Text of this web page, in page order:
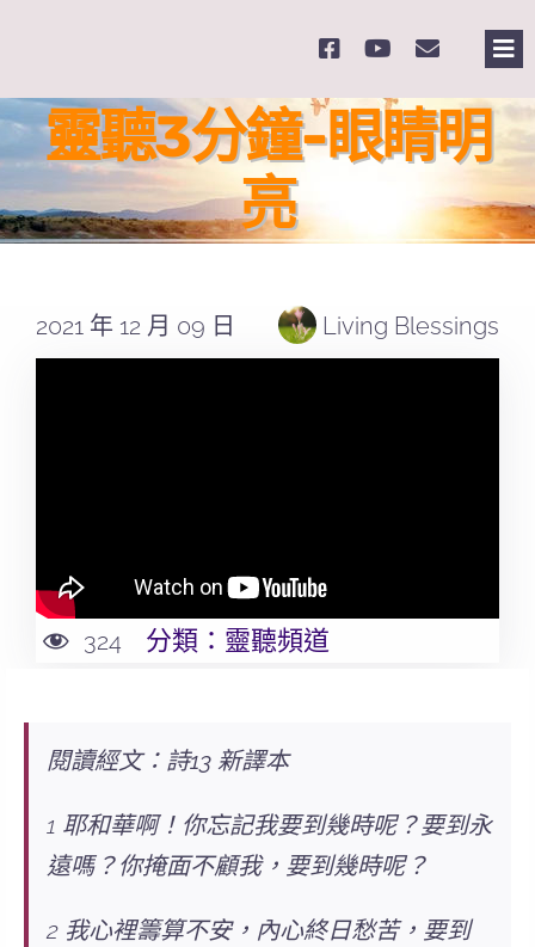
content
靈聽3分鐘-眼睛明
亮
2021 年 12 月 09 日 Living Blessings
324 分類： 靈聽頻道
閱讀經文：詩13 新譯本
1 耶和華啊！你忘記我要到幾時呢？要到永
遠嗎？你掩面不顧我，要到幾時呢？
2 我心裡籌算不安，內心終日愁苦，要到